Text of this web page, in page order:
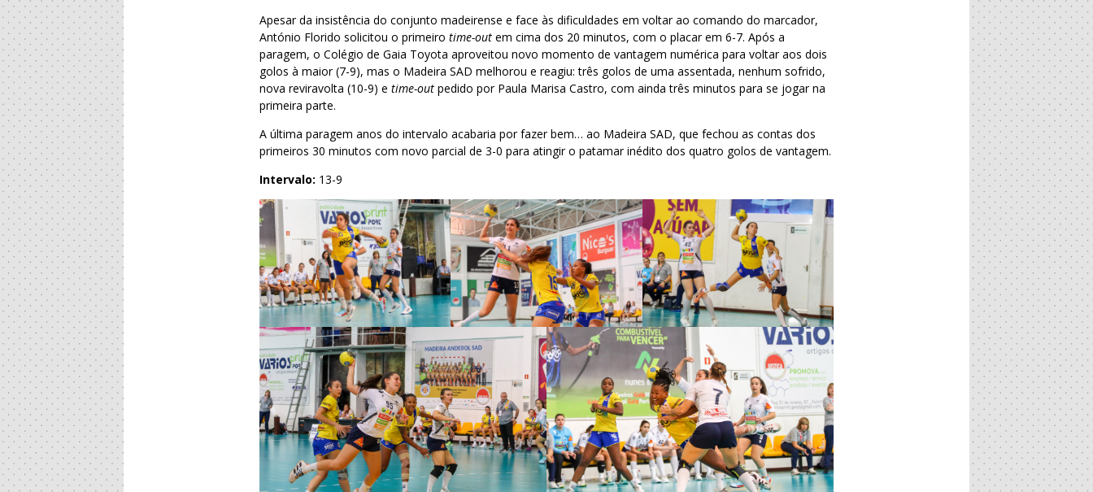
Apesar da insistência do conjunto madeirense e face às dificuldades em voltar ao comando do marcador,
António Florido solicitou o primeirotime-outem cima dos 20 minutos, com o placar em 6-7. Após a
paragem, o Colégio de Gaia Toyota aproveitou novo momento de vantagem numérica para voltar aos dois
golos à maior (7-9), mas o Madeira SAD melhorou e reagiu: três golos de uma assentada, nenhum sofrido,
nova reviravolta (10-9) etime-outpedido por Paula Marisa Castro, com ainda três minutos para se jogar na
primeira parte.
A última paragem anos do intervalo acabaria por fazer bem… ao Madeira SAD, que fechou as contas dos
primeiros 30 minutos com novo parcial de 3-0 para atingir o patamar inédito dos quatro golos de vantagem.
Intervalo: 13-9